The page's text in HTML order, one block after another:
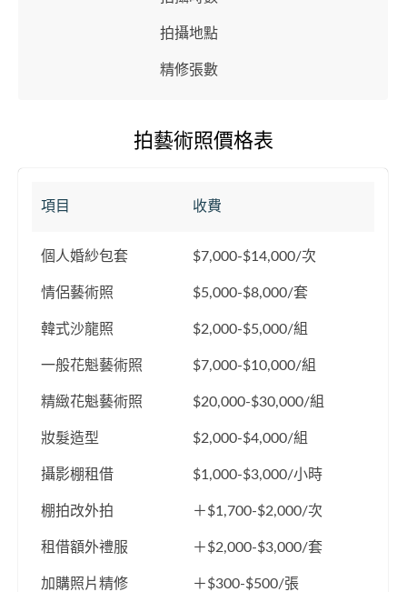
拍攝地點
精修張數
拍藝術照價格表
項目 收費
個人婚紗包套 $7,000-$14,000/次
情侶藝術照 $5,000-$8,000/套
韓式沙龍照 $2,000-$5,000/組
一般花魁藝術照 $7,000-$10,000/組
精緻花魁藝術照 $20,000-$30,000/組
妝髮造型 $2,000-$4,000/組
攝影棚租借 $1,000-$3,000/小時
棚拍改外拍 ＋$1,700-$2,000/次
租借額外禮服 ＋$2,000-$3,000/套
加購照片精修 ＋$300-$500/張